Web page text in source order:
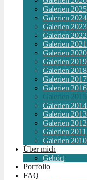
Galerien 2025
Galerien 2024
Galerien 2023
Galerien 2022
Galerien 2021
Galerien 2020
Galerien 2019
Galerien 2018
Galerien 2017
Galerien 2016
Galerien 2015
Galerien 2014
Galerien 2013
Galerien 2012
Galerien 2011
Galerien 2010
Über mich
Gehört
Portfolio
FAQ